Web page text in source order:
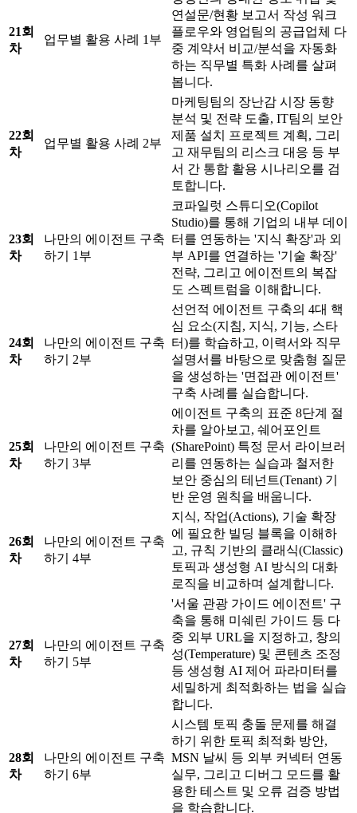
21회
차
업무별 활용 사례 1부
연설문/현황 보고서 작성 워크
플로우와 영업팀의 공급업체 다
중 계약서 비교/분석을 자동화
하는 직무별 특화 사례를 살펴
봅니다.
22회
차
업무별 활용 사례 2부
마케팅팀의 장난감 시장 동향
분석 및 전략 도출, IT팀의 보안
제품 설치 프로젝트 계획, 그리
고 재무팀의 리스크 대응 등 부
서 간 통합 활용 시나리오를 검
토합니다.
23회
차
나만의 에이전트 구축
하기 1부
코파일럿 스튜디오(Copilot
Studio)를 통해 기업의 내부 데이
터를 연동하는 '지식 확장'과 외
부 API를 연결하는 '기술 확장'
전략, 그리고 에이전트의 복잡
도 스펙트럼을 이해합니다.
24회
차
나만의 에이전트 구축
하기 2부
선언적 에이전트 구축의 4대 핵
심 요소(지침, 지식, 기능, 스타
터)를 학습하고, 이력서와 직무
설명서를 바탕으로 맞춤형 질문
을 생성하는 '면접관 에이전트'
구축 사례를 실습합니다.
25회
차
나만의 에이전트 구축
하기 3부
에이전트 구축의 표준 8단계 절
차를 알아보고, 쉐어포인트
(SharePoint) 특정 문서 라이브러
리를 연동하는 실습과 철저한
보안 중심의 테넌트(Tenant) 기
반 운영 원칙을 배웁니다.
26회
차
나만의 에이전트 구축
하기 4부
지식, 작업(Actions), 기술 확장
에 필요한 빌딩 블록을 이해하
고, 규칙 기반의 클래식(Classic)
토픽과 생성형 AI 방식의 대화
로직을 비교하며 설계합니다.
27회
차
나만의 에이전트 구축
하기 5부
'서울 관광 가이드 에이전트' 구
축을 통해 미쉐린 가이드 등 다
중 외부 URL을 지정하고, 창의
성(Temperature) 및 콘텐츠 조정
등 생성형 AI 제어 파라미터를
세밀하게 최적화하는 법을 실습
합니다.
28회
차
나만의 에이전트 구축
하기 6부
시스템 토픽 충돌 문제를 해결
하기 위한 토픽 최적화 방안,
MSN 날씨 등 외부 커넥터 연동
실무, 그리고 디버그 모드를 활
용한 테스트 및 오류 검증 방법
을 학습합니다.